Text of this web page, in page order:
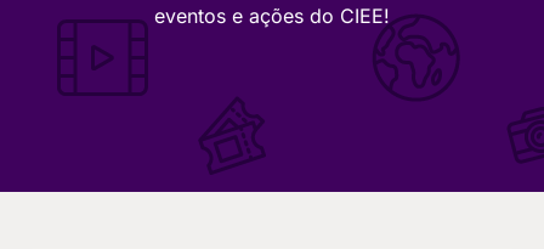
eventos e ações do CIEE!